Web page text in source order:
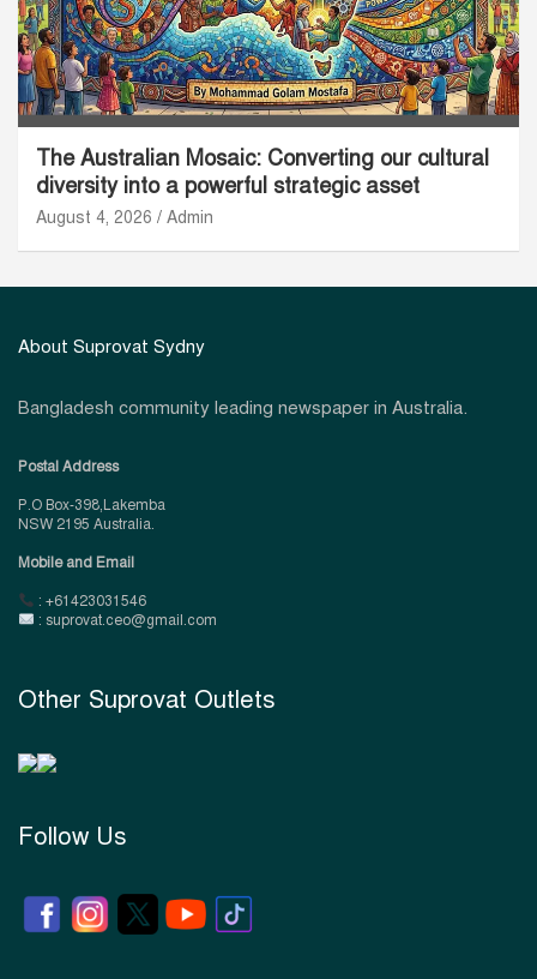
The Australian Mosaic: Converting our cultural
diversity into a powerful strategic asset
August 4, 2026 Admin
About Suprovat Sydny
Bangladesh community leading newspaper in Australia.
Postal Address
P.O Box-398,Lakemba
NSW 2195 Australia.
Mobile and Email
: +61423031546
: suprovat.ceo@gmail.com
Other Suprovat Outlets
Follow Us